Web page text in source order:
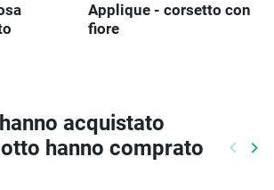
Applique - corsetto con
fiore
acquistato
hanno comprato
keyboard_arrow_left keyboard_arrow_right